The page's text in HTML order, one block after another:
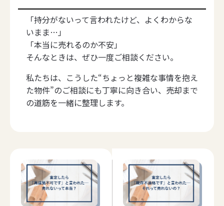
「持分がないって言われたけど、よくわからな
いまま…」
「本当に売れるのか不安」
そんなときは、ぜひ一度ご相談ください。
私たちは、こうした“ちょっと複雑な事情を抱え
た物件”のご相談にも丁寧に向き合い、売却まで
の道筋を一緒に整理します。